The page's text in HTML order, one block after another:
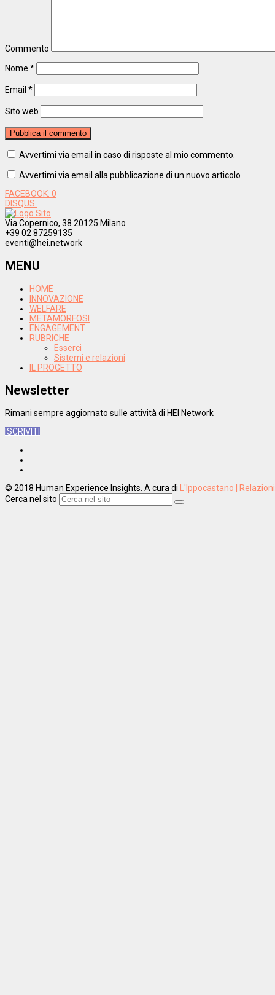
Commento
Nome *
Email *
Sito web
Avvertimi via email in caso di risposte al mio commento.
Avvertimi via email alla pubblicazione di un nuovo articolo
FACEBOOK: 0
DISQUS:
Via Copernico, 38 20125 Milano
+39 02 87259135
eventi@hei.network
MENU
HOME
INNOVAZIONE
WELFARE
METAMORFOSI
ENGAGEMENT
RUBRICHE
Esserci
Sistemi e relazioni
IL PROGETTO
Newsletter
Rimani sempre aggiornato sulle attività di HEI Network
ISCRIVITI
© 2018 Human Experience Insights. A cura di L'Ippocastano |
Cerca nel sito